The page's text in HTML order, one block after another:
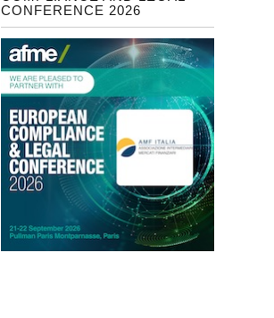
CONFERENCE 2026